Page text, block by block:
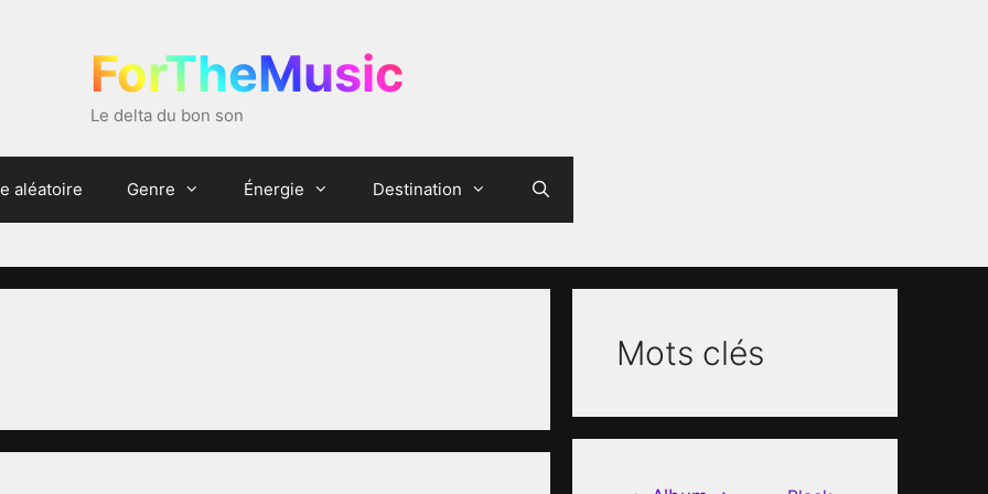
ForTheMusic
Le delta du bon son
aléatoire Genre Énergie Destination
Mots clés